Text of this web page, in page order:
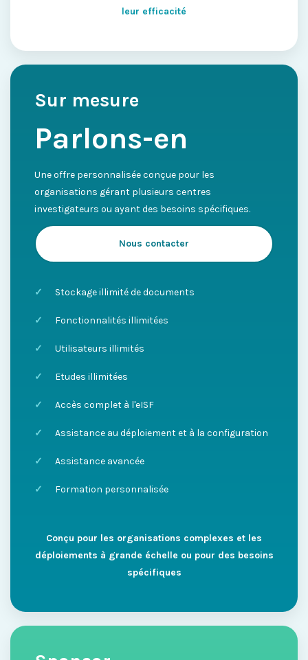
leur efficacité
Sur mesure
Parlons-en
Une offre personnalisée conçue pour les
organisations gérant plusieurs centres
investigateurs ou ayant des besoins spécifiques.
Nous contacter
Stockage illimité de documents
Fonctionnalités illimitées
Utilisateurs illimités
Etudes illimitées
Accès complet à l'eISF
Assistance au déploiement et à la configuration
Assistance avancée
Formation personnalisée
Conçu pour les organisations complexes et les
déploiements à grande échelle ou pour des besoins
spécifiques